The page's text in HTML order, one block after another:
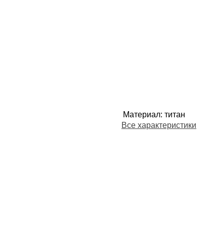
Материал: титан
Все характеристики